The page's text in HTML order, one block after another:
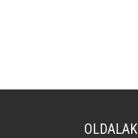
OLDALAK